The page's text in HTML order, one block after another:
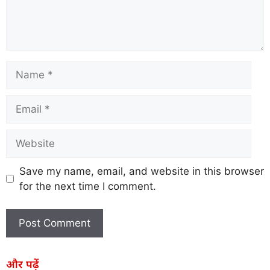
Save my name, email, and website in this browser
for the next time I comment.
और पढ़ें